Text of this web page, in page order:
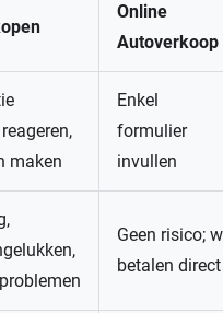
Online
Autoverkoop
maken
Enkel
formulier
invullen
Geen risico;
betalen direct